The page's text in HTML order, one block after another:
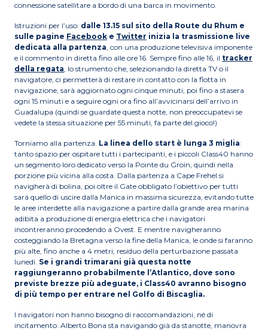
connessione satellitare a bordo di una barca in movimento.
Istruzioni per l’uso: dalle 13.15 sul sito della Route du Rhum e
sulle pagine Facebook e Twitter inizia la trasmissione live
dedicata alla partenza, con una produzione televisiva imponente
e il commento in diretta fino alle ore 16. Sempre fino alle 16, il tracker
della regata, lo strumento che, selezionando la diretta TV o il
navigatore, ci permetterà di restare in contatto con la flotta in
navigazione, sarà aggiornato ogni cinque minuti, poi fino a stasera
ogni 15 minuti e a seguire ogni ora fino all’avvicinarsi dell’arrivo in
Guadalupa (quindi se guardate questa notte, non preoccupatevi se
vedete la stessa situazione per 55 minuti, fa parte del gioco!)
Torniamo alla partenza. La linea dello start è lunga 3 miglia:
tanto spazio per ospitare tutti i partecipanti, e i piccoli Class40 hanno
un segmento loro dedicato verso la Pointe du Groin, quindi nella
porzione più vicina alla costa. Dalla partenza a Cape Frehel si
navigherà di bolina, poi oltre il Gate obbligato l’obiettivo per tutti
sarà quello di uscire dalla Manica in massima sicurezza, evitando tutte
le aree interdette alla navigazione a partire dalla grande area marina
adibita a produzione di energia elettrica che i navigatori
incontreranno procedendo a Ovest. E mentre navigheranno
costeggiando la Bretagna verso la fine della Manica, le onde si faranno
più alte, fino anche a 4 metri, residuo della perturbazione passata
lunedì. Se i grandi trimarani già questa notte
raggiungeranno probabilmente l’Atlantico, dove sono
previste brezze più adeguate, i Class40 avranno bisogno
di più tempo per entrare nel Golfo di Biscaglia.
I navigatori non hanno bisogno di raccomandazioni, né di
incitamento: Alberto Bona sta navigando già da stanotte, manovra